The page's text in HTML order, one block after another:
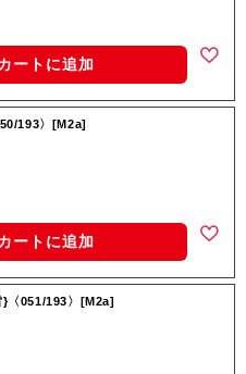
ートに追加
193〉[M2a]
ートに追加
〈051/193〉[M2a]